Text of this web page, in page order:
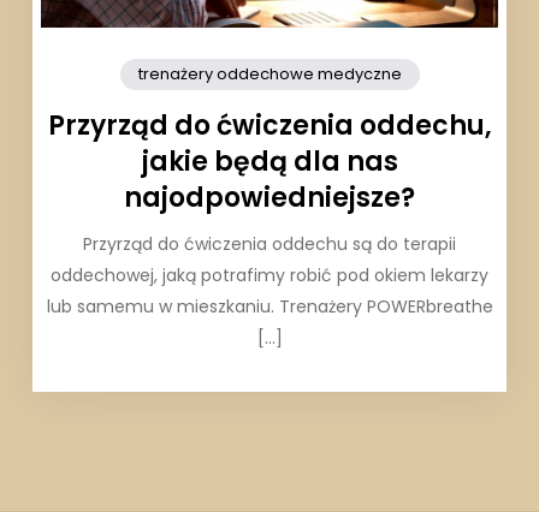
trenażery oddechowe medyczne
Przyrząd do ćwiczenia oddechu,
jakie będą dla nas
najodpowiedniejsze?
Przyrząd do ćwiczenia oddechu są do terapii
oddechowej, jaką potrafimy robić pod okiem lekarzy
lub samemu w mieszkaniu. Trenażery POWERbreathe
[…]